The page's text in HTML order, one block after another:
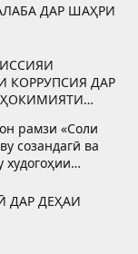
ДАР ШАҲРИ
КОРРУПСИЯ ДАР
рамзи «Соли
созандагӣ ва
худогоҳии
ДАР ДЕҲАИ